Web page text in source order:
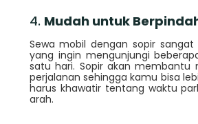
4. Mudah untuk
Sewa mobil dengan sopir
yang ingin mengunjungi
satu hari. Sopir akan membantu
perjalanan sehingga kamu bisa
harus khawatir tentang waktu
arah.